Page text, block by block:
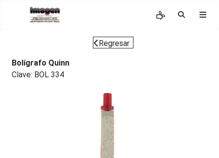
Regresar
Bolígrafo Quinn
Clave: BOL 334